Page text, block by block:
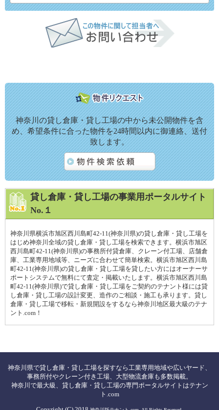
神奈川の貸し倉庫・貸し工場の中から未公開物件を含
め、希望条件に合った物件を24時間以内に御連絡、送付
致します。
貸し倉庫・貸し工場の事業用ポータルサイト
No.１
神奈川県横浜市旭区西川島町42-11(神奈川県)の貸し倉庫・貸し工場を
はじめ神奈川全域の貸し倉庫・貸し工場を検索できます。横浜市旭区
西川島町42-11(神奈川県)の事務所付貸倉庫、クレーン付工場、店舗倉
庫、工業専用地域等、ニーズに合わせて簡単検索。横浜市旭区西川島
町42-11(神奈川県)の貸し倉庫・貸し工場を貸したい方にはオーナーサ
ポートシステムで無料にて査定・掲載いたします。横浜市旭区西川島
町42-11(神奈川県)で貸し倉庫・貸し工場をご契約のテナント様には貸
し倉庫・貸し工場の設計変更、造作のご相談・施工も承ります。貸し
倉庫・貸し工場で移転・新規開設をするなら神奈川地区最大級のテナ
ント.com！
神奈川県で貸し倉庫・貸し工場を探すなら工業専用地域や広いヤード、
事務所付やクレーン付き工場、大型物流倉庫も多数掲載。
神奈川で最大級、貸し倉庫・貸し工場の専門ポータルサイトはテナン
ト.com